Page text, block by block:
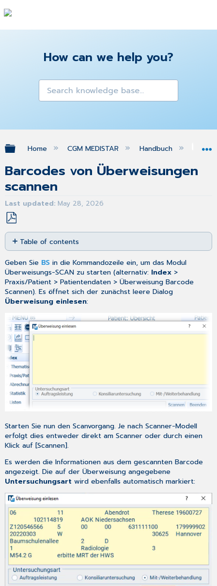
How can we help you?
Expand/collapse global hierarchy
Home CGM MEDISTAR Handbuch
Barcodes von Überweisungen
scannen
Last updated May 28, 2026
Save
as
PDF
Table of contents
eingelesener
Überweisungsscheine
mit
der
CGM
MEDISTAR
Arztadressendatei
Erfassen
Arztadressendatei
Abgleich
beim
Scanvorgang
Anlage
Überweisungsscheins
ohne
weitere
Abfrage
Neuanlage
eines
Patienten
Aktualisierung
von
Patientendaten
Bereits
erfasste
Geben Sie BS in dieKommandozeile ein, um das Modul
Überweisungs-SCAN zu starten (alternativ: Index >
Praxis/Patient > Patientendaten > Überweisung Barcode
Scannen). Es öffnet sich der zunächst leere Dialog
Überweisung einlesen:
Starten Sie nun den Scanvorgang. Je nach Scanner-Modell
erfolgt dies entweder direkt am Scanner oder durch einen
Klick auf [Scannen].
Es werden die Informationen aus dem gescannten Barcode
angezeigt. Die auf der Überweisung angegebene
Untersuchungsart wird ebenfalls automatisch markiert: